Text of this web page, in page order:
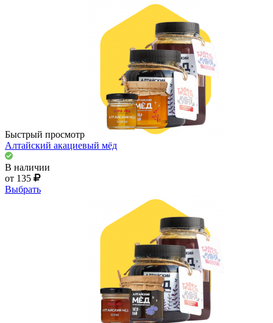
Быстрый просмотр
Алтайский акациевый мёд
В наличии
от 135
Выбрать